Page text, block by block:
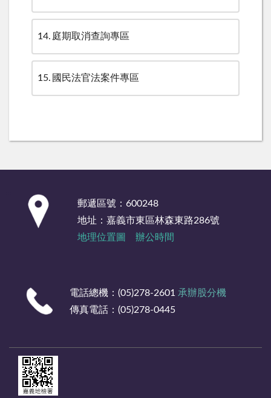
14 庭期取消查詢專區
15 國民法官法案件專區
郵遞區號：600248
地址：嘉義市東區林森東路286號
地理位置圖
辦公時間
電話總機：(05)278-2601 承辦股分機
傳真電話：(05)278-0445